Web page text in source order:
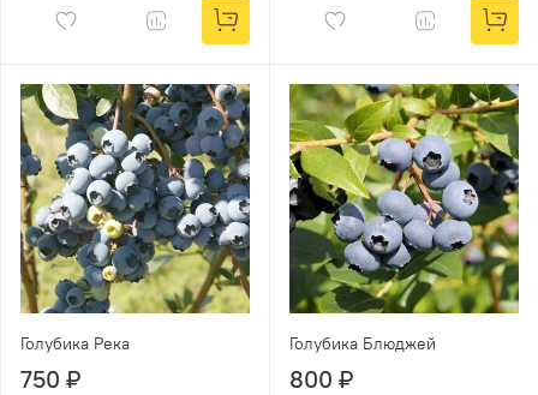
Голубика Река
750 ₽
Голубика Блюджей
800 ₽